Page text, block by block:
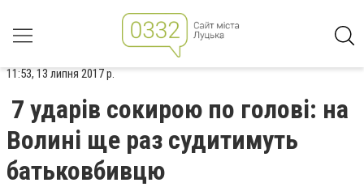
11:53, 13 липня 2017 р.
7 ударів сокирою по голові: на
Волині ще раз судитимуть
батьковбивцю